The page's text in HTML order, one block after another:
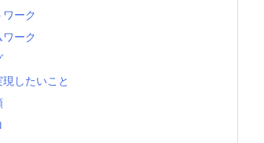
ワーク
ワーク
したいこと